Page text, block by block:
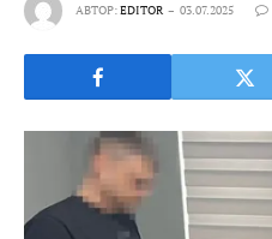
АВТОР:EDITOR 03.07.2025